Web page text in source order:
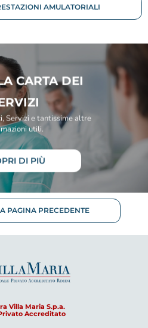
AMULATORIALI
CARTA DEI
Servizi e tantissime altre
utili.
DI PIÙ
PAGINA PRECEDENTE
Villa Maria S.p.a.
Accreditato